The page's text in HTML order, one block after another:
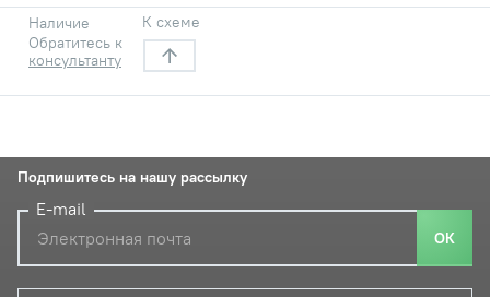
Наличие
Обратитесь к
консультанту
К схеме
Подпишитесь на нашу рассылку
E-mail
ОК